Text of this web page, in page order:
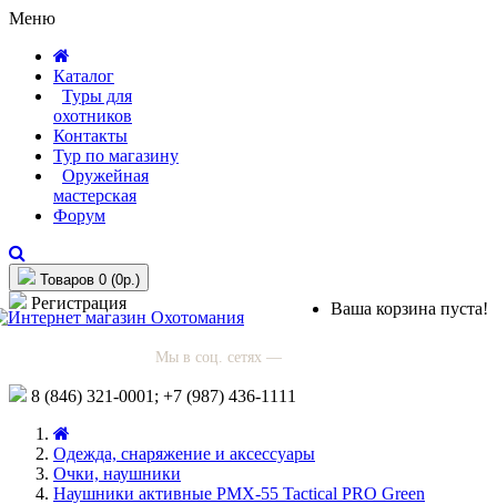
Меню
Каталог
Туры для
охотников
Контакты
Тур по магазину
Оружейная
мастерская
Форум
Товаров 0 (0р.)
Ваша корзина пуста!
Регистрация
Мы в соц. сетях —
8 (846) 321-0001; +7 (987) 436-1111
Одежда, снаряжение и аксессуары
Очки, наушники
Наушники активные PMX-55 Tactical PRO Green